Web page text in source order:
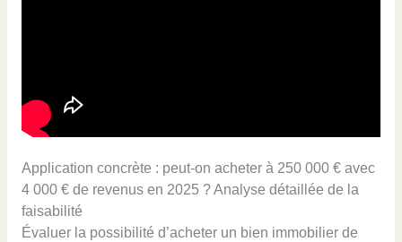
Application concrète : peut-on acheter à 250 000 € avec
4 000 € de revenus en 2025 ? Analyse détaillée de la
faisabilité
Évaluer la possibilité d’acheter un bien immobilier de